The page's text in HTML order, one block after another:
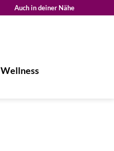
Auch in deiner Nähe
Wellness